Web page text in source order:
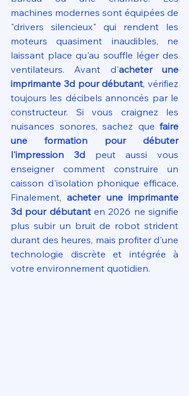
machines modernes sont équipées de
"drivers silencieux" qui rendent les
moteurs quasiment inaudibles, ne
laissant place qu'au souffle léger des
ventilateurs. Avant d'acheter une
imprimante 3d pour débutant, vérifiez
toujours les décibels annoncés par le
constructeur. Si vous craignez les
nuisances sonores, sachez que faire
une formation pour débuter
l'impression 3d peut aussi vous
enseigner comment construire un
caisson d'isolation phonique efficace.
Finalement, acheter une imprimante
3d pour débutant en 2026 ne signifie
plus subir un bruit de robot strident
durant des heures, mais profiter d'une
technologie discrète et intégrée à
votre environnement quotidien.